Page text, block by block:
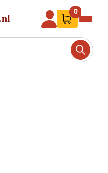
Search
0